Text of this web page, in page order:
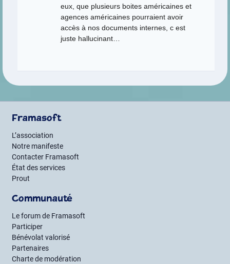
eux, que plusieurs boites américaines et
agences américaines pourraient avoir
accès à nos documents internes, c est
juste hallucinant…
Framasoft
L’association
Notre manifeste
Contacter Framasoft
État des services
Prout
Communauté
Le forum de Framasoft
Participer
Bénévolat valorisé
Partenaires
Charte de modération